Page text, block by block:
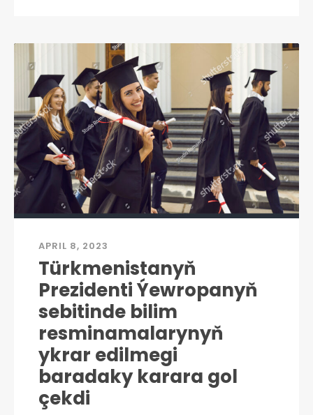
APRIL 8, 2023
Türkmenistanyň
Prezidenti Ýewropanyň
sebitinde bilim
resminamalarynyň
ykrar edilmegi
baradaky karara gol
çekdi